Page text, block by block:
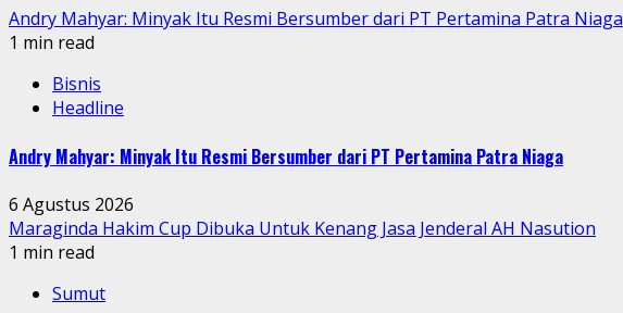
Andry Mahyar: Minyak Itu Resmi Bersumber dari PT Pertamina Patra Niaga
1 min read
Bisnis
Headline
Andry Mahyar: Minyak Itu Resmi Bersumber dari PT Pertamina Patra Niaga
6 Agustus 2026
Maraginda Hakim Cup Dibuka Untuk Kenang Jasa Jenderal AH Nasution
1 min read
Sumut